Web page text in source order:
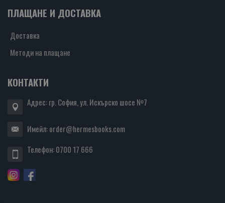
ПЛАЩАНЕ И ДОСТАВКА
Доставка
Методи на плащане
КОНТАКТИ
Адрес: гр. София, ул. Искърско шосе №7
Имейл:order@hermesbooks.com
Телефон:0700 17 666